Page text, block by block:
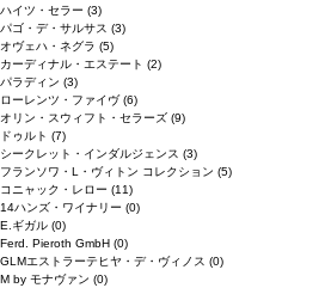
ハイツ・セラー (3)
パゴ・デ・サルサス (3)
オヴェハ・ネグラ (5)
カーディナル・エステート (2)
パラディン (3)
ローレンツ・ファイヴ(6)
オリン・スウィフト・セラーズ (9)
ドゥルト (7)
シークレット・インダルジェンス (3)
フランソワ・L・ヴィトン コレクション (5)
コニャック・レロー (11)
14ハンズ・ワイナリー (0)
E.ギガル (0)
Ferd. Pieroth GmbH (0)
GLMエストラーテヒヤ・デ・ヴィノス (0)
M by モナヴァン (0)